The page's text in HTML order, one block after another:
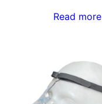
Read more